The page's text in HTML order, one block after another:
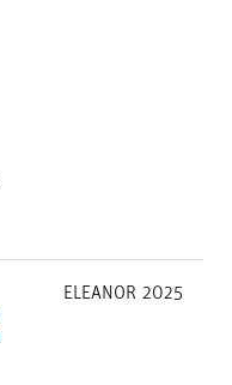
ELEANOR 2025